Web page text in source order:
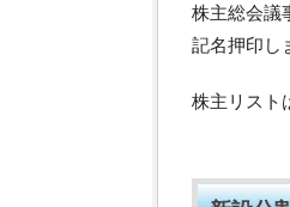
株主総会議
記名押印し
株主リスト